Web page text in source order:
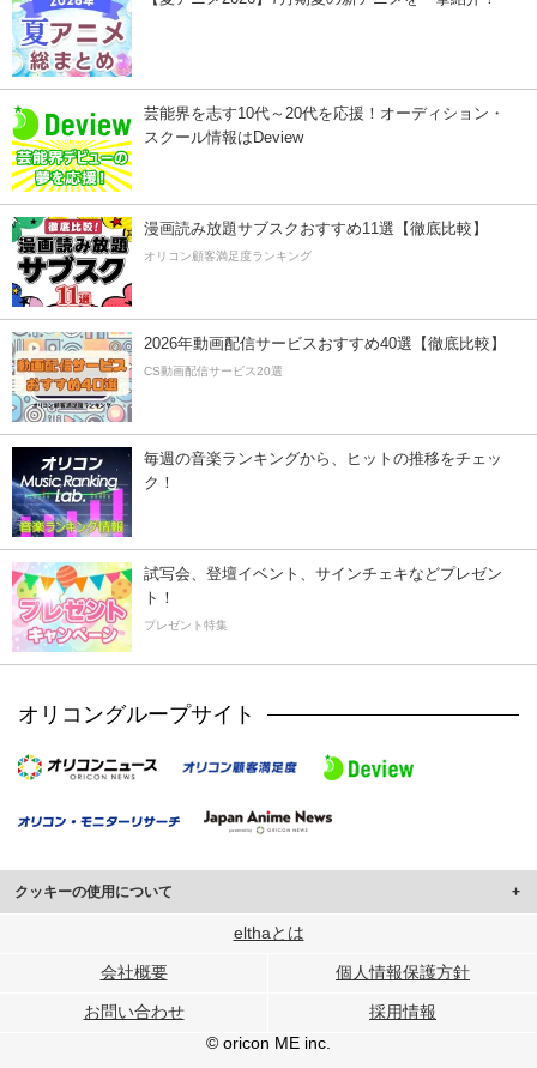
芸能界を志す10代～20代を応援！オーディション・
スクール情報はDeview
漫画読み放題サブスクおすすめ11選【徹底比較】
オリコン顧客満足度ランキング
2026年動画配信サービスおすすめ40選【徹底比較】
CS動画配信サービス20選
毎週の音楽ランキングから、ヒットの推移をチェッ
ク！
試写会、登壇イベント、サインチェキなどプレゼン
ト！
プレゼント特集
オリコングループサイト
クッキーの使用について
このサイトでは Cookie を使用して、ユーザーに合わせたコンテンツや広告の
行っています。
メディアや広告配信、データ解析の各パートナーに提供しています。
各パートナーは、この情報とユーザーが各パートナーに提供した他の情報や、
ユーザーが各パートナーのサービスを使用したときに収集した他の情報を組み
elthaとは
会社概要 個人情報保護方針
お問い合わせ
採用情報
© oricon ME inc.